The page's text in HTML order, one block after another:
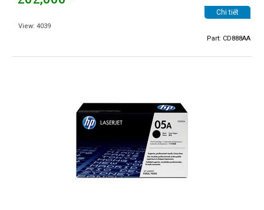
Chi tiết
View: 4039
Part: CD888AA